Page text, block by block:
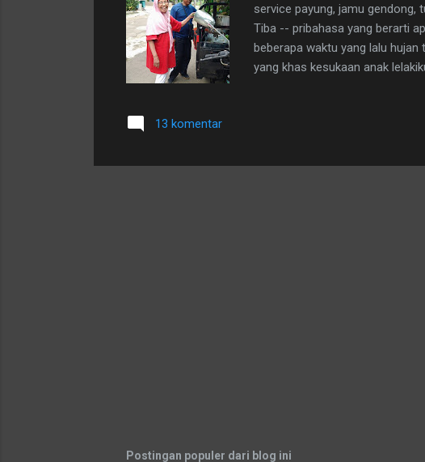
service payung, jamu gendong,
Tiba -- pribahasa yang berarti
beberapa waktu yang lalu hujan
yang khas kesukaan anak
13 komentar
Postingan populer dari blog ini